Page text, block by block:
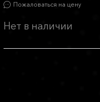
Пожаловаться на цену
Нет в наличии